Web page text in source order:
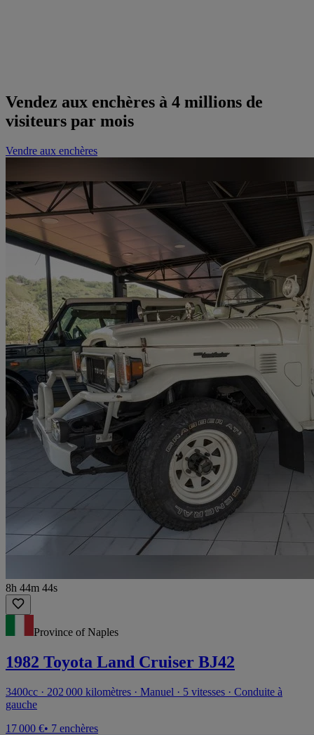
Vendez aux enchères à 4 millions de
visiteurs par mois
Vendre aux enchères
8h 44m 44s
Province of Naples
1982 Toyota Land Cruiser BJ42
3400cc · 202 000 kilomètres · Manuel · 5 vitesses · Conduite à
gauche
17 000 €• 7 enchères